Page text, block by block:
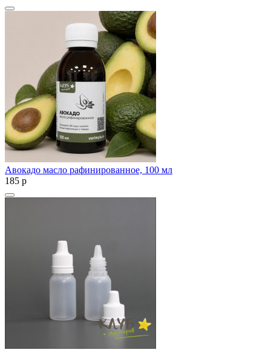
Авокадо масло рафинированное, 100 мл
185 p